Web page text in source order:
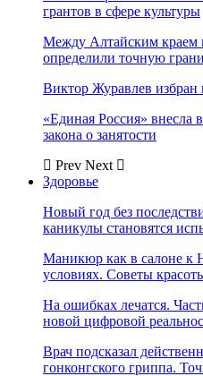
грантов в сфере культуры
Между Алтайским краем
определили точную
Виктор Журавлев избран
«Единая Россия»
закона о занятости
Prev Next
Здоровье
Новый год без
каникулы становятся
Маникюр как в салоне к
условиях. Советы
На ошибках лечатся.
новой цифровой
Врач подсказал
гонконгского гриппа.